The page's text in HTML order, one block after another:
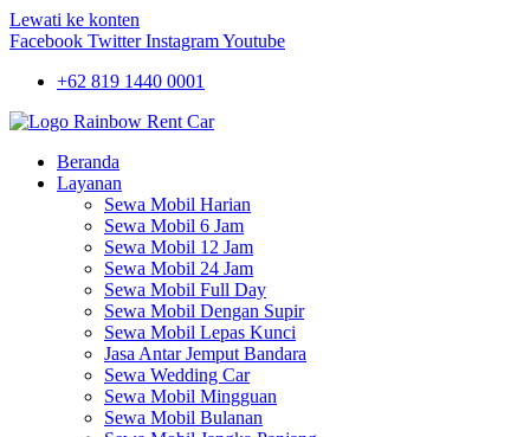
Lewati ke konten
Facebook Twitter InstagramYoutube
+62 819 1440 0001
Beranda
Layanan
Sewa Mobil Harian
Sewa Mobil 6 Jam
Sewa Mobil 12 Jam
Sewa Mobil 24 Jam
Sewa Mobil Full Day
Sewa Mobil Dengan Supir
Sewa Mobil Lepas Kunci
Jasa Antar Jemput Bandara
Sewa Wedding Car
Sewa Mobil Mingguan
Sewa Mobil Bulanan